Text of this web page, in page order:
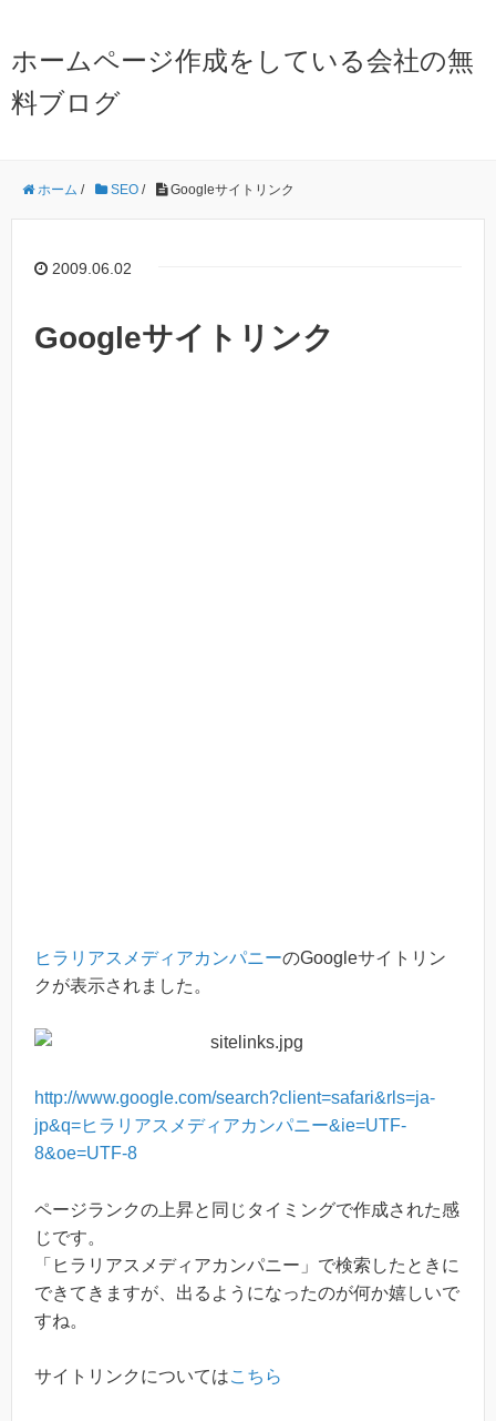
ホームページ作成をしている会社の無
料ブログ
ホーム / SEO / Googleサイトリンク
2009.06.02
Googleサイトリンク
ヒラリアスメディアカンパニーのGoogleサイトリン
クが表示されました。
http://www.google.com/search?client=safari&rls=ja-
jp&q=ヒラリアスメディアカンパニー&ie=UTF-
8&oe=UTF-8
ページランクの上昇と同じタイミングで作成された感
じです。
「ヒラリアスメディアカンパニー」で検索したときに
できてきますが、出るようになったのが何か嬉しいで
すね。
サイトリンクについてはこちら